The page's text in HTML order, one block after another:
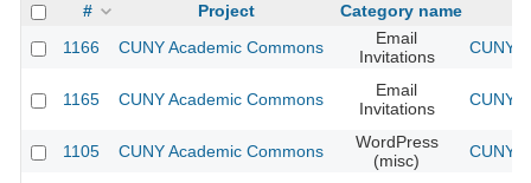
# Project
Category name
1166
CUNY Academic Commons
Email
Invitations
CUNY
1165 CUNY Academic Commons
Email
Invitations
CUNY
1105 CUNY Academic Commons
WordPress
(misc)
CUNY